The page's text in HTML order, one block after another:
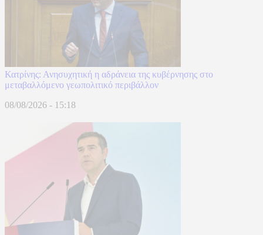
Κατρίνης: Ανησυχητική η αδράνεια της κυβέρνησης στο
μεταβαλλόμενο γεωπολιτικό περιβάλλον
08/08/2026 - 15:18